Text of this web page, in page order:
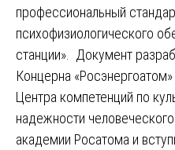
профессиональный
психофизиологического
станции». Документ
Концерна
Центра компетенций по
надежности
академии Росатома и